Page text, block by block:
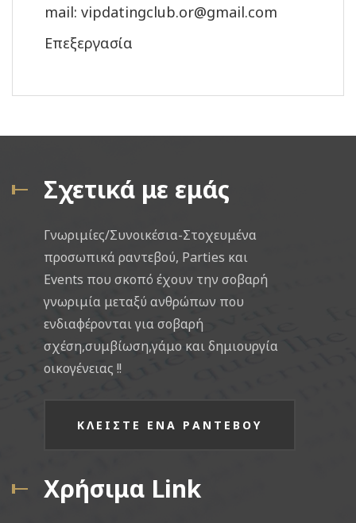
mail: vipdatingclub.or@gmail.com
Επεξεργασία
Σχετικά με εμάς
Γνωριμίες/Συνοικέσια-Στοχευμένα
προσωπικά ραντεβού, Parties και
Events που σκοπό έχουν την σοβαρή
γνωριμία μεταξύ ανθρώπων που
ενδιαφέρονται για σοβαρή
σχέση,συμβίωση,γάμο και δημιουργία
οικογένειας !!
ΚΛΕΙΣΤΕ ΕΝΑ ΡΑΝΤΕΒΟΥ
Χρήσιμα Link